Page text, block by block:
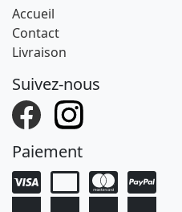
Accueil
Contact
Livraison
Suivez-nous
Paiement